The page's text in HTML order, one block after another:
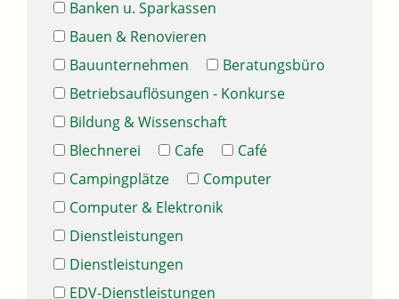
Banken u. Sparkassen
Bauen & Renovieren
Bauunternehmen
Beratungsbüro
Betriebsauflösungen - Konkurse
Bildung & Wissenschaft
Blechnerei
Cafe
Café
Campingplätze
Computer
Computer & Elektronik
Dienstleistungen
Dienstleistungen
EDV-Dienstleistungen